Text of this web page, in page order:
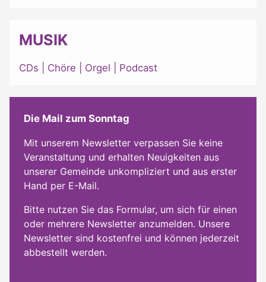
MUSIK
CDs Chöre Orgel Podcast
Die Mail zum Sonntag
Mit unserem Newsletter verpassen Sie keine
Veranstaltung und erhalten Neuigkeiten aus
unserer Gemeinde unkompliziert und aus erster
Hand per E-Mail.
Bitte nutzen Sie das Formular, um sich für einen
oder mehrere Newsletter anzumelden. Unsere
Newsletter sind kostenfrei und können jederzeit
abbestellt werden.